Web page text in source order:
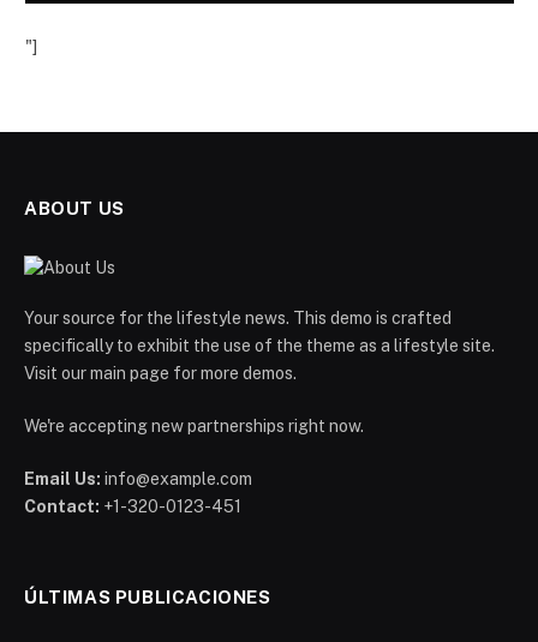
"]
ABOUT US
Your source for the lifestyle news. This demo is crafted
specifically to exhibit the use of the theme as a lifestyle site.
Visit our main page for more demos.
We're accepting new partnerships right now.
Email Us: info@example.com
Contact: +1-320-0123-451
ÚLTIMAS PUBLICACIONES